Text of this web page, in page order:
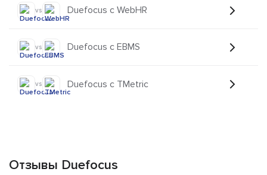
vs Duefocus с WebHR
vs Duefocus с EBMS
vs Duefocus с TMetric
Отзывы Duefocus